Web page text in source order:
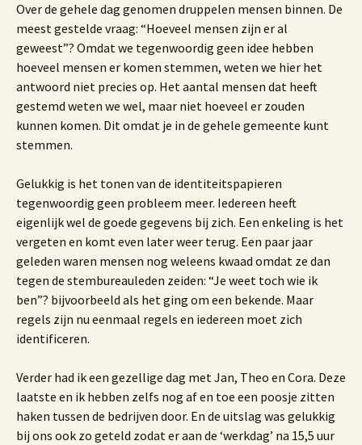
Over de gehele dag genomen druppelen mensen binnen. De
meest gestelde vraag: “Hoeveel mensen zijn er al
geweest”? Omdat we tegenwoordig geen idee hebben
hoeveel mensen er komen stemmen, weten we hier het
antwoord niet precies op. Het aantal mensen dat heeft
gestemd weten we wel, maar niet hoeveel er zouden
kunnen komen. Dit omdat je in de gehele gemeente kunt
stemmen.
Gelukkig is het tonen van de identiteitspapieren
tegenwoordig geen probleem meer. Iedereen heeft
eigenlijk wel de goede gegevens bij zich. Een enkeling is het
vergeten en komt even later weer terug. Een paar jaar
geleden waren mensen nog weleens kwaad omdat ze dan
tegen de stembureauleden zeiden: “Je weet toch wie ik
ben”? bijvoorbeeld als het ging om een bekende. Maar
regels zijn nu eenmaal regels en iedereen moet zich
identificeren.
Verder had ik een gezellige dag met Jan, Theo en Cora. Deze
laatste en ik hebben zelfs nog af en toe een poosje zitten
haken tussen de bedrijven door. En de uitslag was gelukkig
bij ons ook zo geteld zodat er aan de ‘werkdag’ na 15,5 uur